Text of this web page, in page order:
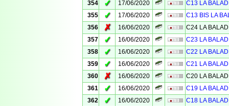
354
✓ 17/06/2020
C13 LA
355
✓ 17/06/2020
C13 BIS LA
356
✗ 16/06/2020
C24 LA
357
✓ 16/06/2020
C23 LA
358
✓ 16/06/2020
C22 LA
359
✓ 16/06/2020
C21 LA
360
✗ 16/06/2020
C20 LA
361
✓ 16/06/2020
C19 LA
362
✓ 16/06/2020
C18 LA